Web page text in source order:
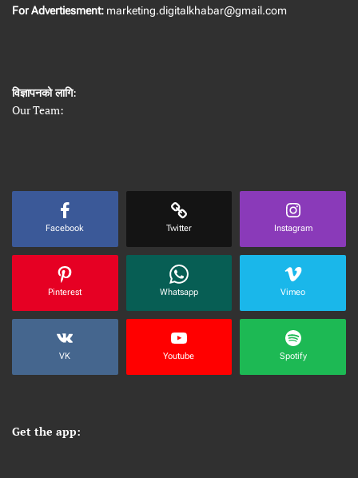
For Advertiesment: marketing.digitalkhabar@gmail.com
विज्ञापनको लागि:
Our Team:
Facebook Twitter Instagram
Pinterest Whatsapp Vimeo
VK Youtube Spotify
Get the app: